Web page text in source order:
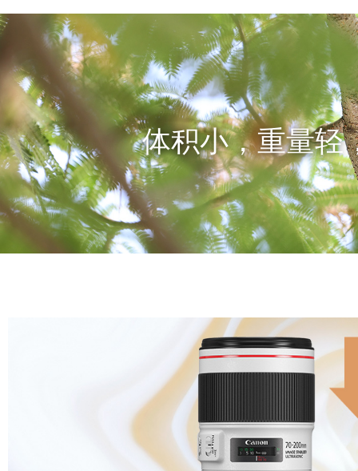
体积小，重量轻